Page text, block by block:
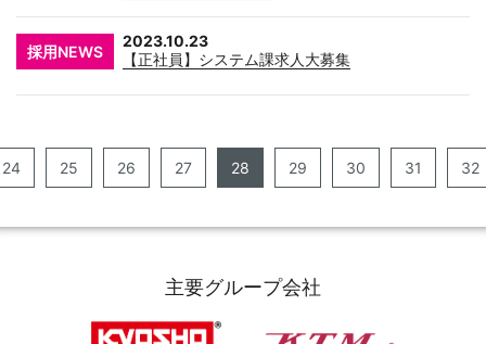
採用NEWS
2023.10.23
【正社員】システム課求人大募集
24 25 26 27 28 29 30 31 32
主要グループ会社